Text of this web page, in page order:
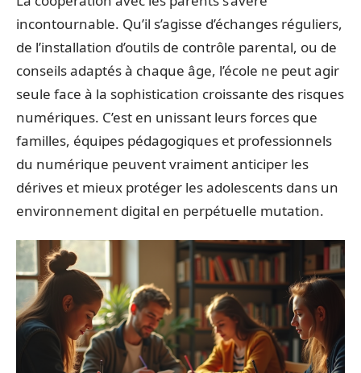
incontournable. Qu’il s’agisse d’échanges réguliers,
de l’installation d’outils de contrôle parental, ou de
conseils adaptés à chaque âge, l’école ne peut agir
seule face à la sophistication croissante des risques
numériques. C’est en unissant leurs forces que
familles, équipes pédagogiques et professionnels
du numérique peuvent vraiment anticiper les
dérives et mieux protéger les adolescents dans un
environnement digital en perpétuelle mutation.